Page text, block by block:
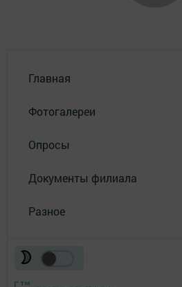
Главная
Фотогалереи
Опросы
Документы филиала
Разное